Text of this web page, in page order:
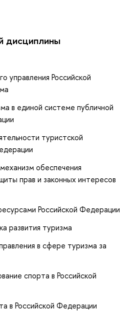
дисциплины
управления Российской
в единой системе публичной
туристской
обеспечения
прав и законных интересов
Российской Федерации
развития туризма
в сфере туризма за
спорта в Российской
в Российской Федерации